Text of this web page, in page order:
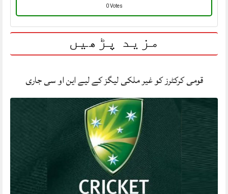
0 Votes
مزید پڑھیں
قومی کرکٹرز کو غیر ملکی لیگز کے لیے این او سی جاری